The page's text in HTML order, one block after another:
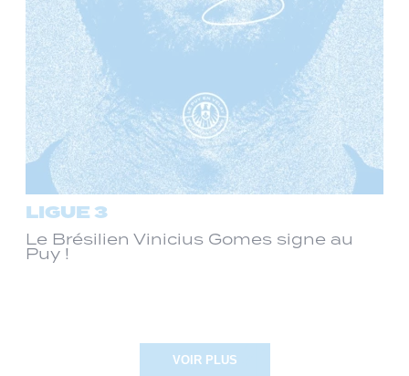
LIGUE 3
Le Brésilien Vinicius Gomes signe au
Puy !
VOIR PLUS